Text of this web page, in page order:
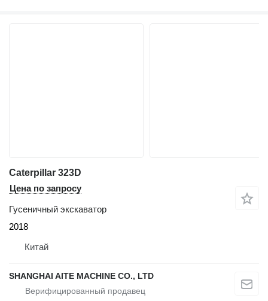
Caterpillar 323D
Цена по запросу
Гусеничный экскаватор
2018
Китай
SHANGHAI AITE MACHINE CO., LTD